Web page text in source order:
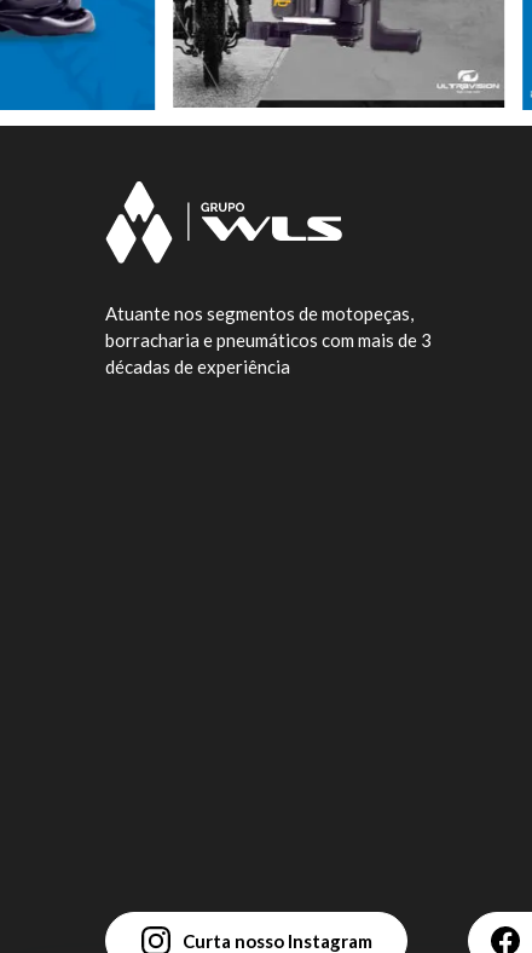
Atuante nos segmentos de motopeças,
borracharia e pneumáticos com mais de 3
décadas de experiência
Curta nosso Instagram